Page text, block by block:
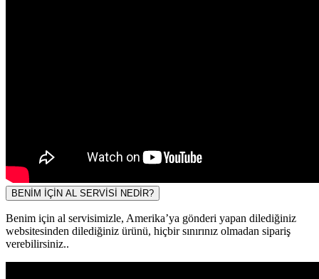
BENİM İÇİN AL SERVİSİ NEDİR?
Benim için al servisimizle, Amerika’ya gönderi yapan dilediğiniz
websitesinden dilediğiniz ürünü, hiçbir sınırınız olmadan sipariş
verebilirsiniz..